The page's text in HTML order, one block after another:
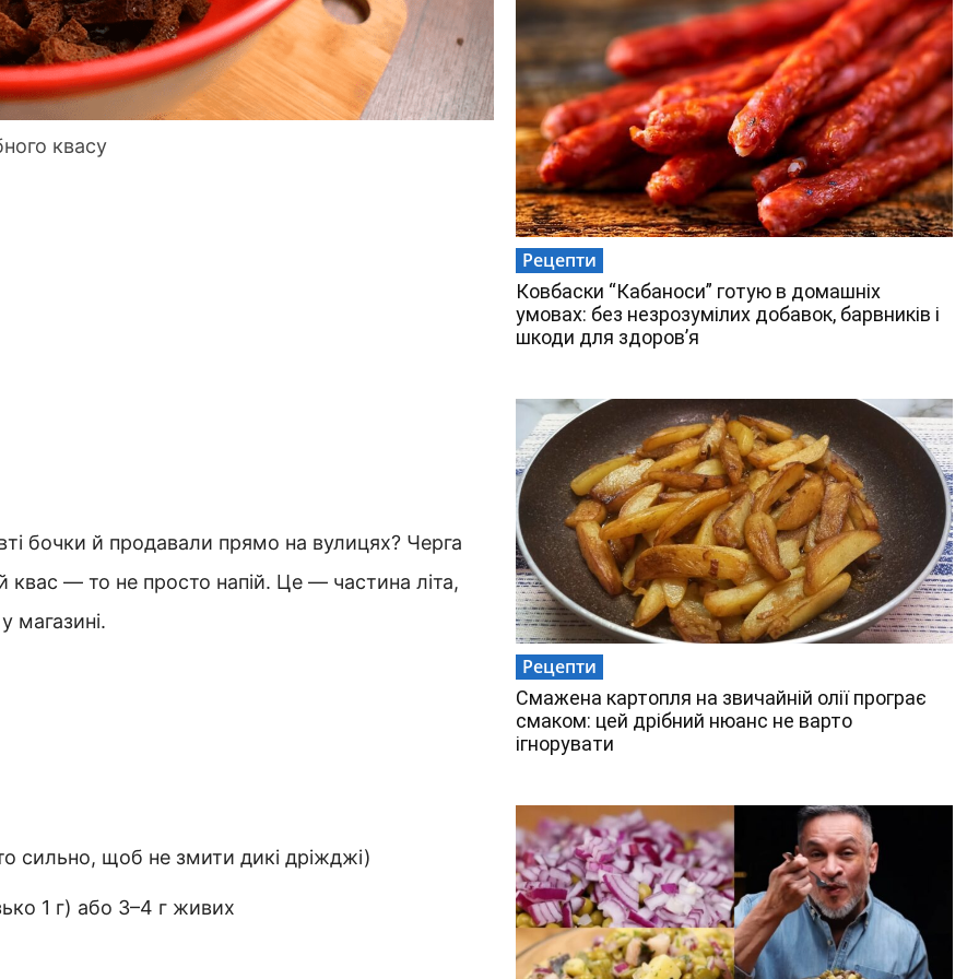
квасу
бочки й продавали прямо на вулицях? Черга
— то не просто напій. Це — частина літа,
магазині.
сильно, щоб не змити дикі дріжджі)
1 г) або 3–4 г живих
Рецепти
Ковбаски “Кабаноси” готую в домашніх
умовах: без незрозумілих добавок, барвників і
шкоди для здоров’я
Рецепти
Смажена картопля на звичайній олії програє
смаком: цей дрібний нюанс не варто
ігнорувати